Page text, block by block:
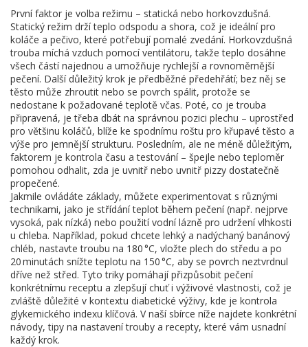
První faktor je volba režimu – statická nebo horkovzdušná.
Statický režim drží teplo odspodu a shora, což je ideální pro
koláče a pečivo, které potřebují pomalé zvedání. Horkovzdušná
trouba míchá vzduch pomocí ventilátoru, takže teplo dosáhne
všech částí najednou a umožňuje rychlejší a rovnoměrnější
pečení. Další důležitý krok je předběžné předehřátí; bez něj se
těsto může zhroutit nebo se povrch spálit, protože se
nedostane k požadované teplotě včas. Poté, co je trouba
připravená, je třeba dbát na správnou pozici plechu – uprostřed
pro většinu koláčů, blíže ke spodnímu roštu pro křupavé těsto a
výše pro jemnější strukturu. Posledním, ale ne méně důležitým,
faktorem je kontrola času a testování – špejle nebo teploměr
pomohou odhalit, zda je uvnitř nebo uvnitř pizzy dostatečně
propečené.
Jakmile ovládáte základy, můžete experimentovat s různými
technikami, jako je střídání teplot během pečení (např. nejprve
vysoká, pak nízká) nebo použití vodní lázně pro udržení vlhkosti
u chleba. Například, pokud chcete lehký a nadýchaný banánový
chléb, nastavte troubu na 180 °C, vložte plech do středu a po
20 minutách snížte teplotu na 150 °C, aby se povrch neztvrdnul
dříve než střed. Tyto triky pomáhají přizpůsobit pečení
konkrétnímu receptu a zlepšují chuť i výživové vlastnosti, což je
zvláště důležité v kontextu diabetické výživy, kde je kontrola
glykemického indexu klíčová. V naší sbírce níže najdete konkrétní
návody, tipy na nastavení trouby a recepty, které vám usnadní
každý krok.